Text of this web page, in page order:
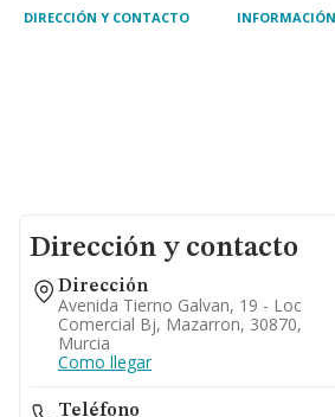
d
DIRECCIÓN Y CONTACTO
Dirección y contacto
Dirección
Avenida Tierno Galvan, 19 - Loc
Comercial Bj, Mazarron, 30870,
Murcia
Como llegar
Teléfono